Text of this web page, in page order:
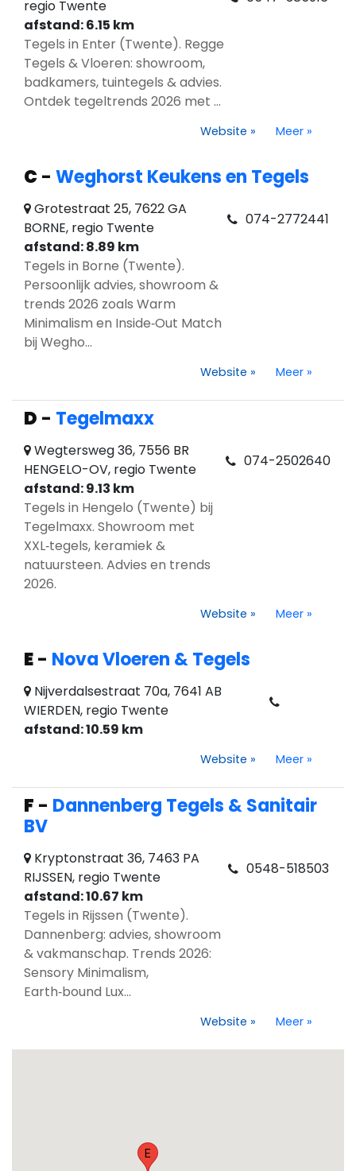
regio Twente
afstand: 6.15 km
Tegels in Enter (Twente). Regge
Tegels & Vloeren: showroom,
badkamers, tuintegels & advies.
Ontdek tegeltrends 2026 met ...
Website » Meer »
C - Weghorst Keukens en Tegels
Grotestraat 25, 7622 GA
BORNE, regio Twente
afstand: 8.89 km
Tegels in Borne (Twente).
Persoonlijk advies, showroom &
trends 2026 zoals Warm
Minimalism en Inside‑Out Match
bij Wegho...
074-2772441
Website » Meer »
D - Tegelmaxx
Wegtersweg 36, 7556 BR
HENGELO-OV, regio Twente
afstand: 9.13 km
Tegels in Hengelo (Twente) bij
Tegelmaxx. Showroom met
XXL‑tegels, keramiek &
natuursteen. Advies en trends
2026.
074-2502640
Website » Meer »
E- Nova Vloeren & Tegels
Nijverdalsestraat 70a, 7641 AB
WIERDEN, regio Twente
afstand: 10.59 km
Website » Meer »
F - Dannenberg Tegels & Sanitair
BV
Kryptonstraat 36, 7463 PA
RIJSSEN, regio Twente
afstand: 10.67 km
Tegels in Rijssen (Twente).
Dannenberg: advies, showroom
& vakmanschap. Trends 2026:
Sensory Minimalism,
Earth‑bound Lux...
0548-518503
Website » Meer »
E